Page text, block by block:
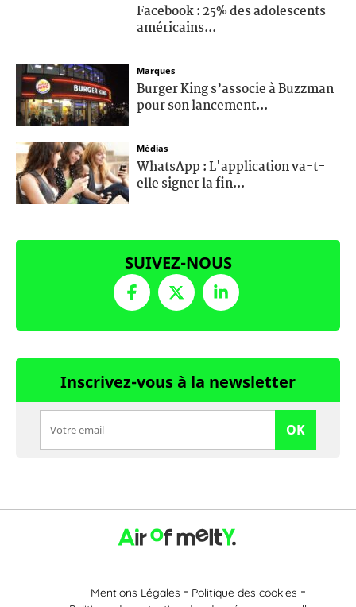
Facebook : 25% des adolescents
américains...
Marques
Burger King s’associe à Buzzman
pour son lancement...
Médias
WhatsApp : L'application va-t-
elle signer la fin...
SUIVEZ-NOUS
Inscrivez-vous à la newsletter
OK
Mentions Légales
Politique des cookies